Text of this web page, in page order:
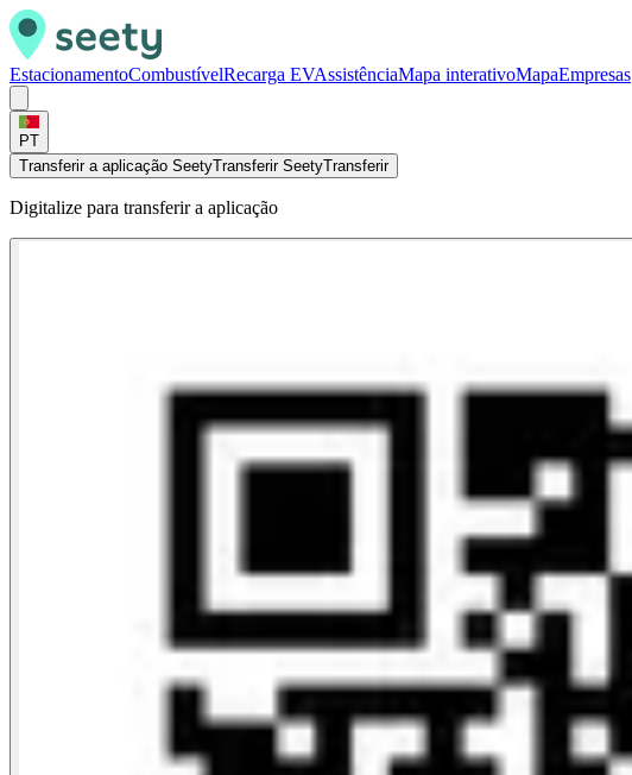
EstacionamentoCombustívelRecarga EVAssistênciaMapa interativoMapaEmpresas
PT
Transferir a aplicação SeetyTransferir SeetyTransferir
Digitalize para transferir a aplicação